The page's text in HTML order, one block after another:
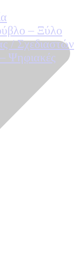
– Ξύλο
/ Σχεδιαστών
Ψηφιακές